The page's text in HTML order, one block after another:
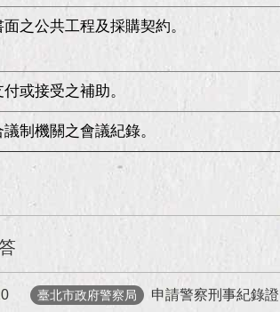
面之公共工程及採購契約。
付或接受之補助。
議制機關之會議紀錄。
臺北市政府警察局 申請警察刑事紀錄